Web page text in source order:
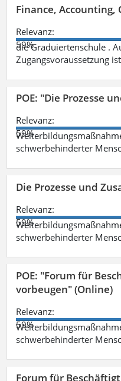
Finance, Accounting,
Relevanz:
59%
die Graduiertenschule .
Zugangsvoraussetzung
POE: "Die Prozesse
Relevanz:
59%
schwerbehinderter
Die Prozesse und
Relevanz:
59%
schwerbehinderter
POE: "Forum für
vorbeugen" (Online)
Relevanz:
59%
schwerbehinderter
Forum für